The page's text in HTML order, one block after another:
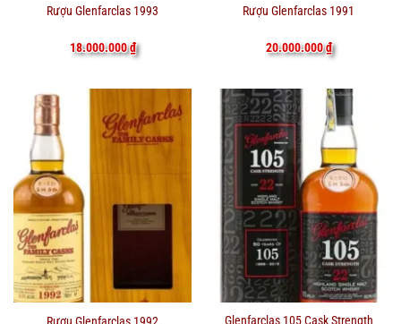
Rượu Glenfarclas 1993
18.000.000₫
Rượu Glenfarclas 1991
20.000.000₫
Rượu Glenfarclas 1992
Glenfarclas 105 Cask Strength